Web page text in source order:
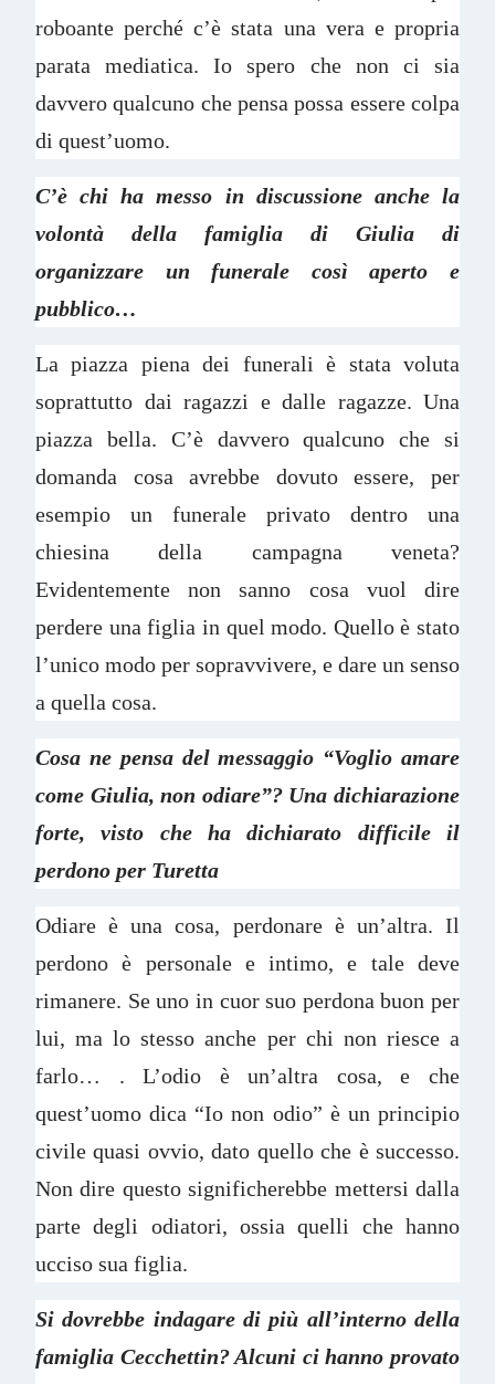
roboante perché c’è stata una vera e propria
parata mediatica. Io spero che non ci sia
davvero qualcuno che pensa possa essere colpa
di quest’uomo.
C’è chi ha messo in discussione anche la
volontà della famiglia di Giulia di
organizzare un funerale così aperto e
pubblico…
La piazza piena dei funerali è stata voluta
soprattutto dai ragazzi e dalle ragazze. Una
piazza bella. C’è davvero qualcuno che si
domanda cosa avrebbe dovuto essere, per
esempio un funerale privato dentro una
chiesina della campagna veneta?
Evidentemente non sanno cosa vuol dire
perdere una figlia in quel modo. Quello è stato
l’unico modo per sopravvivere, e dare un senso
a quella cosa.
Cosa ne pensa del messaggio “Voglio amare
come Giulia, non odiare”? Una dichiarazione
forte, visto che ha dichiarato difficile il
perdono per Turetta
Odiare è una cosa, perdonare è un’altra. Il
perdono è personale e intimo, e tale deve
rimanere. Se uno in cuor suo perdona buon per
lui, ma lo stesso anche per chi non riesce a
farlo… . L’odio è un’altra cosa, e che
quest’uomo dica “Io non odio” è un principio
civile quasi ovvio, dato quello che è successo.
Non dire questo significherebbe mettersi dalla
parte degli odiatori, ossia quelli che hanno
ucciso sua figlia.
Si dovrebbe indagare di più all’interno della
famiglia Cecchettin? Alcuni ci hanno provato